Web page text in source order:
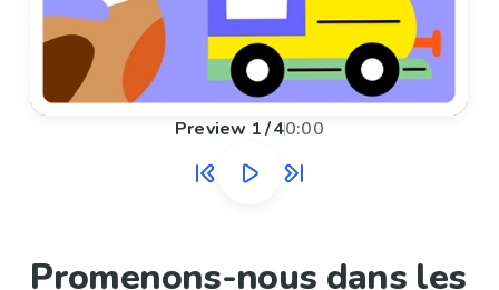
Preview 1/40:00
Promenons-nous dans les